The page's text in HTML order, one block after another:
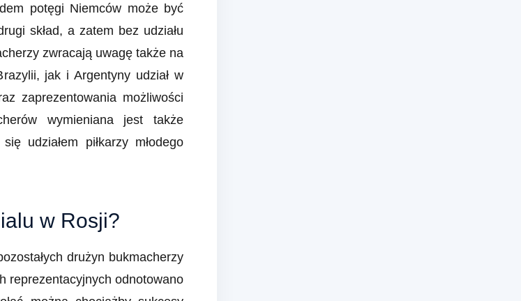
potęgi Niemców może być
skład, a zatem bez udziału
zwracają uwagę także na
jak i Argentyny udział w
zaprezentowania możliwości
wymieniana jest także
udziałem piłkarzy młodego
w Rosji?
drużyn bukmacherzy
reprezentacyjnych odnotowano